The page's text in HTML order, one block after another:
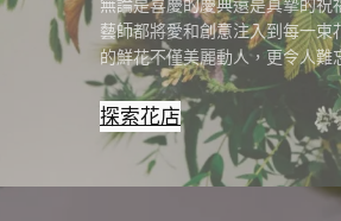
無論是喜慶的慶典還是真摯的祝
藝師都將愛和創意注入到每一束
的鮮花不僅美麗動人，更令人難
探索花店